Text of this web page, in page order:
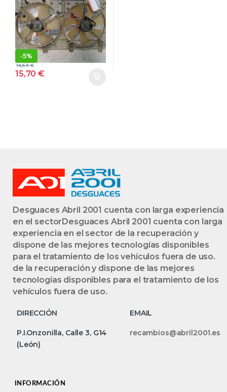
GL8PROV GRIS
-5%
15,70€
16,53€
Desguaces Abril 2001 cuenta con larga experiencia
en el sectorDesguaces Abril 2001 cuenta con larga
experiencia en el sector de la recuperación y
dispone de las mejores tecnologías disponibles
para el tratamiento de los vehículos fuera de uso.
de la recuperación y dispone de las mejores
tecnologías disponibles para el tratamiento de los
vehículos fuera de uso.
DIRECCIÓN EMAIL
P.I.Onzonilla, Calle 3, G14
(León)
recambios@abril2001.es
INFORMACIÓN